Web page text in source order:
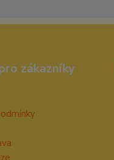
zákazníky